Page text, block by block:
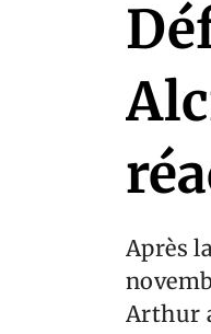
Après
Arthur